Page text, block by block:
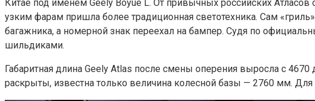
Китае под именем Geely Boyue L. От привычных российских
узким фарам пришла более традиционная светотехника. Сам
багажника, а номерной знак переехал на бампер. Судя по
шильдиками.
Габаритная длина Geely Atlas после смены оперения выросла с
раскрыты, известна только величина колесной базы — 2760 мм.